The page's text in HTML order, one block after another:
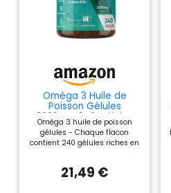
Oméga 3 Huile de
Poisson Gélules
2000mg, 240 Gélules
Fish Oil Omega 3
Oméga 3 huile de poisson
gélules - Chaque flacon
contient 240 gélules riches en
acides gras essentiels oméga
d'huile de poisson par portion.
21,49 €